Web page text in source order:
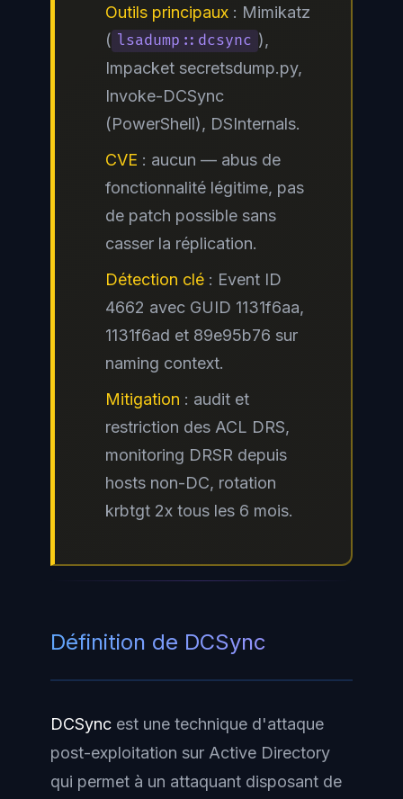
Outils principaux : Mimikatz
( lsadump::dcsync ),
Impacket secretsdump.py,
Invoke-DCSync
(PowerShell), DSInternals.
CVE : aucun — abus de
fonctionnalité légitime, pas
de patch possible sans
casser la réplication.
Détection clé : Event ID
4662 avec GUID 1131f6aa,
1131f6ad et 89e95b76 sur
naming context.
Mitigation : audit et
restriction des ACL DRS,
monitoring DRSR depuis
hosts non-DC, rotation
krbtgt 2x tous les 6 mois.
Définition de DCSync
DCSync est une technique d'attaque
post-exploitation sur Active Directory
qui permet à un attaquant disposant de